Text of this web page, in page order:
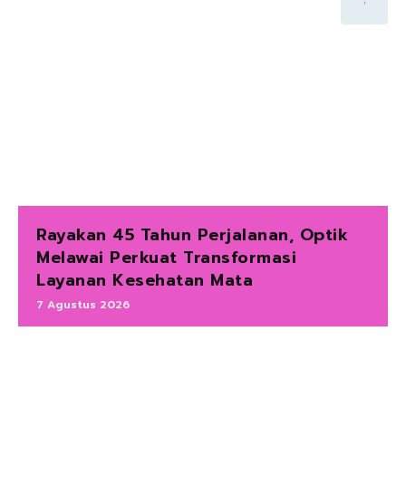
Rayakan 45 Tahun Perjalanan, Optik
Melawai Perkuat Transformasi
Layanan Kesehatan Mata
7 Agustus 2026